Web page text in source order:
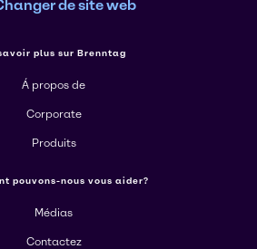
de site web
plus sur Brenntag
Á propos de
Corporate
Produits
pouvons-nous vous aider?
Médias
Contactez